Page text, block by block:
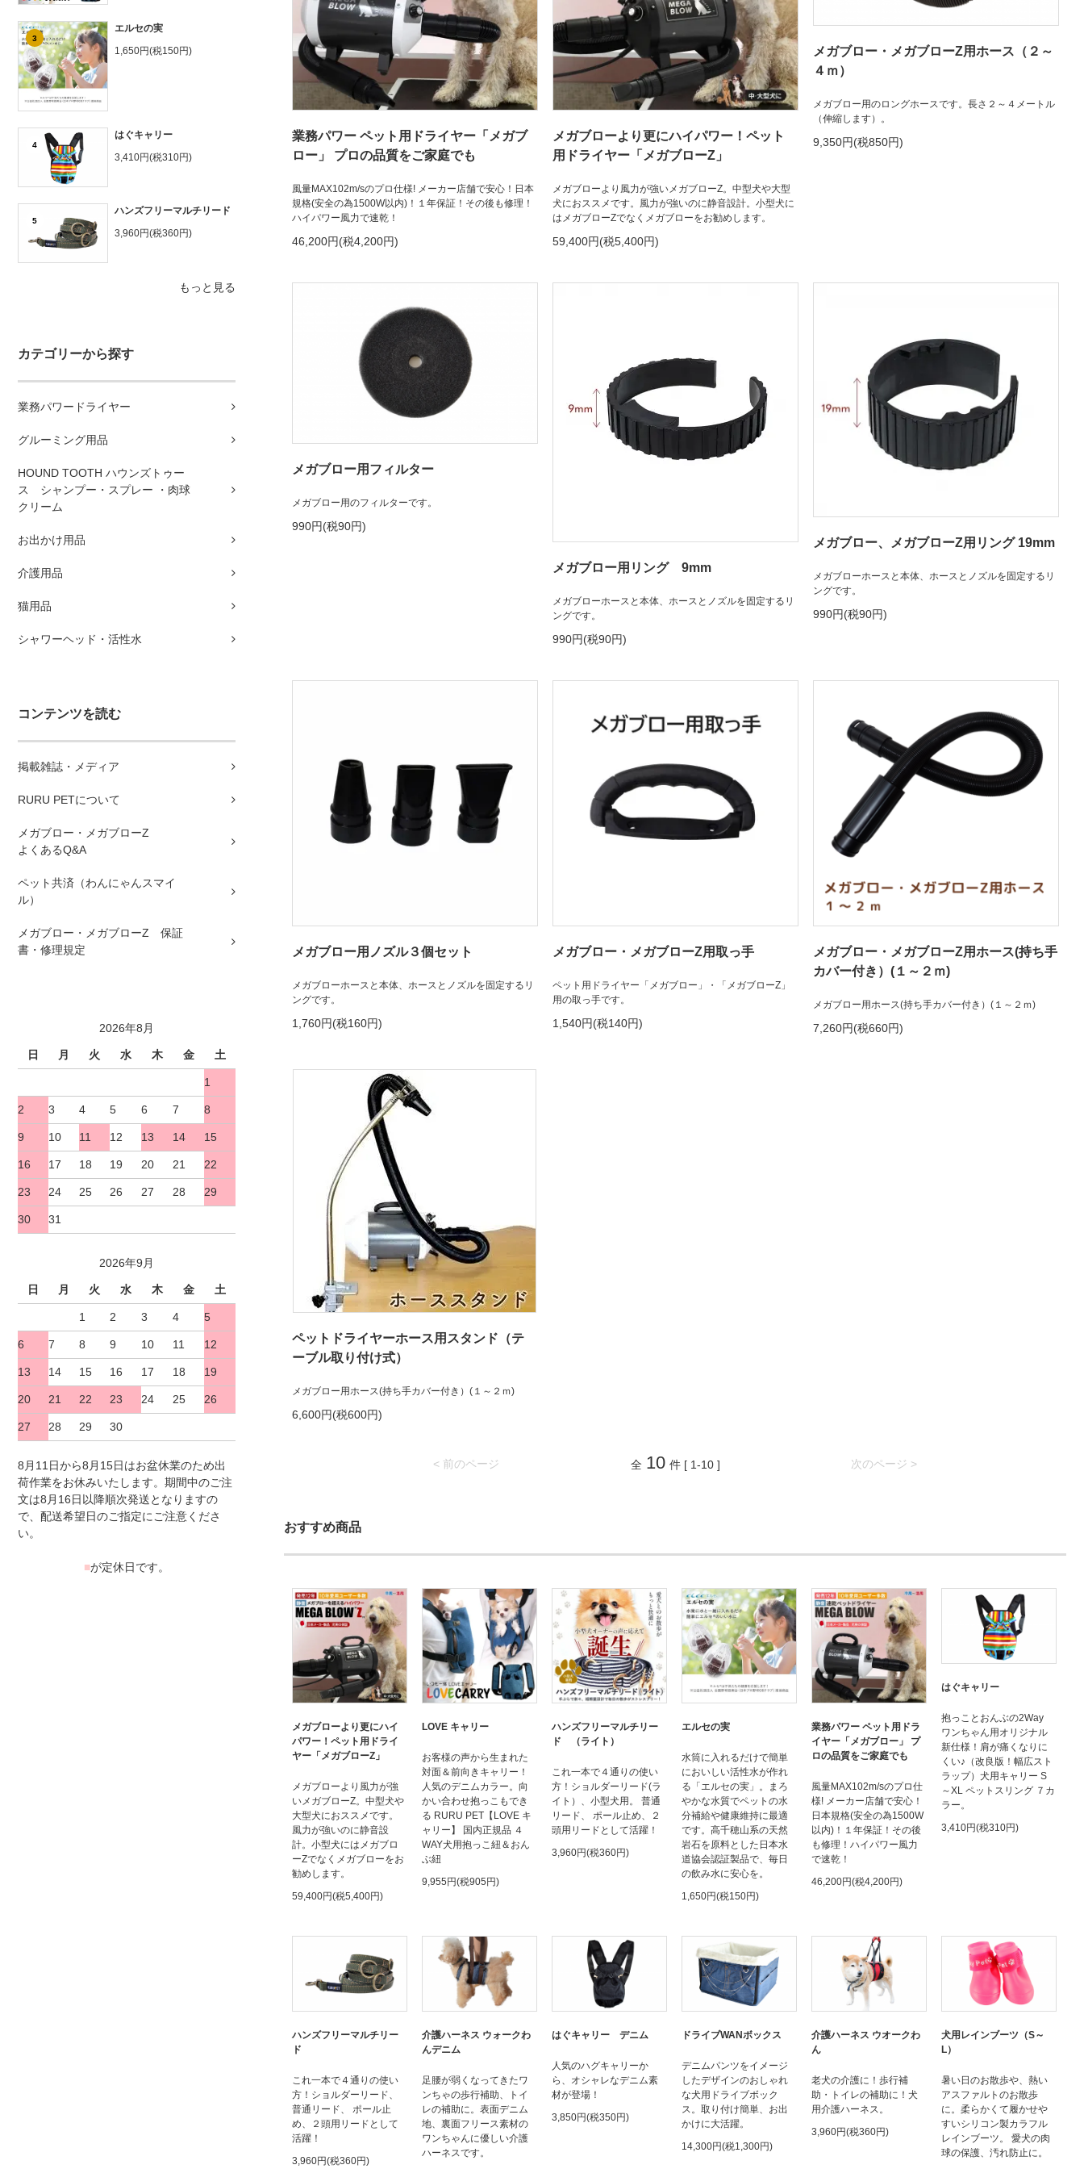
3
エルセの実
1,650円(税150円)
4
はぐキャリー
3,410円(税310円)
5
ハンズフリーマルチリード
3,960円(税360円)
もっと見る
カテゴリーから探す
業務パワードライヤー
グルーミング用品
HOUND TOOTH ハウンズトゥー
ス シャンプー・スプレー ・肉球
クリーム
お出かけ用品
介護用品
猫用品
シャワーヘッド・活性水
コンテンツを読む
掲載雑誌・メディア
RURU PETについて
メガブロー・メガブローZ
よくあるQ&A
ペット共済（わんにゃんスマイ
ル）
メガブロー・メガブローZ 保証
書・修理規定
2026年8月
日 月 火 水 木 金 土
1
2 3 4 5 6 7 8
9 10 11 12 13 14 15
16 17 18 19 20 21 22
23 24 25 26 27 28 29
30 31
2026年9月
日 月 火 水 木 金 土
1 2 3 4 5
6 7 8 9 10 11 12
13 14 15 16 17 18 19
20 21 22 23 24 25 26
27 28 29 30
8月11日から8月15日はお盆休業のため出
荷作業をお休みいたします。期間中のご注
文は8月16日以降順次発送となりますの
で、配送希望日のご指定にご注意くださ
い。
■が定休日です。
業務パワー ペット用ドライヤー「メガブ
ロー」 プロの品質をご家庭でも
風量MAX102m/sのプロ仕様! メーカー店舗で安心！日本
規格(安全の為1500W以内)！１年保証！その後も修理！
ハイパワー風力で速乾！
46,200円(税4,200円)
メガブローより更にハイパワー！ペット
用ドライヤー「メガブローZ」
メガブローより風力が強いメガブローZ。中型犬や大型
犬におススメです。風力が強いのに静音設計。小型犬に
はメガブローZでなくメガブローをお勧めします。
59,400円(税5,400円)
メガブロー・メガブローZ用ホース（２～
４ｍ）
メガブロー用のロングホースです。長さ２～４メートル
（伸縮します）。
9,350円(税850円)
メガブロー用フィルター
メガブロー用のフィルターです。
990円(税90円)
メガブロー用リング 9mm
メガブローホースと本体、ホースとノズルを固定するリ
ングです。
990円(税90円)
メガブロー、メガブローZ用リング 19mm
メガブローホースと本体、ホースとノズルを固定するリ
ングです。
990円(税90円)
メガブロー用ノズル３個セット
メガブローホースと本体、ホースとノズルを固定するリ
ングです。
1,760円(税160円)
メガブロー・メガブローZ用取っ手
ペット用ドライヤー「メガブロー」・「メガブローZ」
用の取っ手です。
1,540円(税140円)
メガブロー・メガブローZ用ホース(持ち手
カバー付き）(１～２ｍ)
メガブロー用ホース(持ち手カバー付き）(１～２ｍ)
7,260円(税660円)
ペットドライヤーホース用スタンド（テ
ーブル取り付け式）
メガブロー用ホース(持ち手カバー付き）(１～２ｍ)
6,600円(税600円)
< 前のページ 次のページ >
全 10 件 [ 1-10 ]
おすすめ商品
メガブローより更にハイ
パワー！ペット用ドライ
ヤー「メガブローZ」
メガブローより風力が強
いメガブローZ。中型犬や
大型犬におススメです。
風力が強いのに静音設
計。小型犬にはメガブロ
ーZでなくメガブローをお
勧めします。
59,400円(税5,400円)
LOVE キャリー
お客様の声から生まれた
対面＆前向きキャリー！
人気のデニムカラー。向
かい合わせ抱っこもでき
る RURU PET【LOVE キ
ャリー】 国内正規品 ４
WAY犬用抱っこ紐＆おん
ぶ紐
9,955円(税905円)
ハンズフリーマルチリー
ド （ライト）
これ一本で４通りの使い
方！ショルダーリード(ラ
イト）、小型犬用。 普通
リード、 ポール止め、２
頭用リードとして活躍！
3,960円(税360円)
エルセの実
水筒に入れるだけで簡単
においしい活性水が作れ
る「エルセの実」。まろ
やかな水質でペットの水
分補給や健康維持に最適
です。高千穂山系の天然
岩石を原料とした日本水
道協会認証製品で、毎日
の飲み水に安心を。
1,650円(税150円)
業務パワー ペット用ドラ
イヤー「メガブロー」 プ
ロの品質をご家庭でも
風量MAX102m/sのプロ仕
様! メーカー店舗で安心！
日本規格(安全の為1500W
以内)！１年保証！その後
も修理！ハイパワー風力
で速乾！
46,200円(税4,200円)
はぐキャリー
抱っことおんぶの2Way
ワンちゃん用オリジナル
新仕様！肩が痛くなりに
くい♪（改良版！幅広スト
ラップ）犬用キャリー S
～XL ペットスリング ７カ
ラー。
3,410円(税310円)
ハンズフリーマルチリー
ド
これ一本で４通りの使い
方！ショルダーリード、
普通リード、 ポール止
め、２頭用リードとして
活躍！
3,960円(税360円)
介護ハーネス ウォークわ
んデニム
足腰が弱くなってきたワ
ンちゃの歩行補助、トイ
レの補助に。表面デニム
地、裏面フリース素材の
ワンちゃんに優しい介護
ハーネスです。
はぐキャリー デニム
人気のハグキャリーか
ら、オシャレなデニム素
材が登場！
3,850円(税350円)
ドライブWANボックス
デニムパンツをイメージ
したデザインのおしゃれ
な犬用ドライブボック
ス。取り付け簡単、お出
かけに大活躍。
14,300円(税1,300円)
介護ハーネス ウオークわ
ん
老犬の介護に！歩行補
助・トイレの補助に！犬
用介護ハーネス。
3,960円(税360円)
犬用レインブーツ（S～
L）
暑い日のお散歩や、熱い
アスファルトのお散歩
に。柔らかくて履かせや
すいシリコン製カラフル
レインブーツ。 愛犬の肉
球の保護、汚れ防止に。